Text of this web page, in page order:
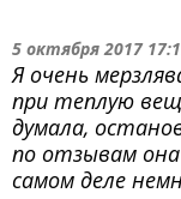
5 октября 2017
Я очень
при теплую
думала,
по отзывам
самом деле